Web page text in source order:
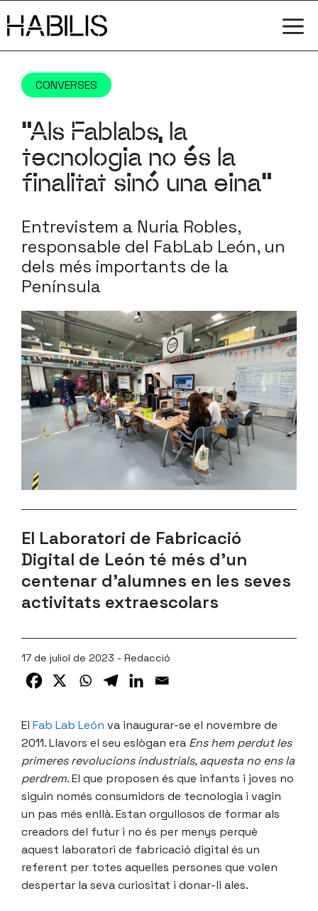
al
CONVERSES
“Als Fablabs, la
tecnologia no és la
finalitat sinó una eina”
Entrevistem a Nuria Robles,
responsable del FabLab León, un
dels més importants de la
Península
El Laboratori de Fabricació
Digital de León té més d’un
centenar d’alumnes en les seves
activitats extraescolars
17 de juliol de 2023 - Redacció
El Fab Lab León va inaugurar-se el novembre de
2011. Llavors el seu eslògan era Ens hem perdut les
primeres revolucions industrials, aquesta no ens la
perdrem. El que proposen és que infants i joves no
siguin només consumidors de tecnologia i vagin
un pas més enllà. Estan orgullosos de formar als
creadors del futur i no és per menys perquè
aquest laboratori de fabricació digital és un
referent per totes aquelles persones que volen
despertar la seva curiositat i donar-li ales.